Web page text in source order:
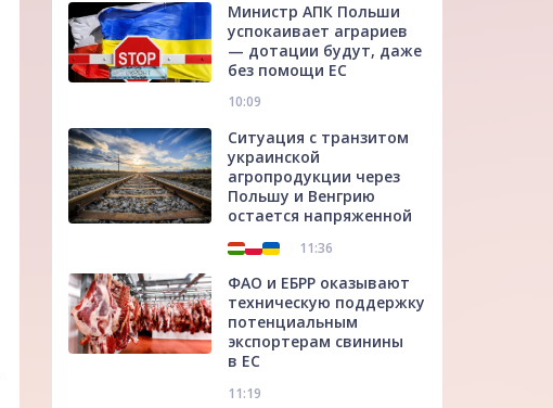
Министр АПК Польши
успокаивает аграриев
— дотации будут, даже
без помощи ЕС
10:09
Ситуация с транзитом
украинской
агропродукции через
Польшу и Венгрию
остается напряженной
11:36
ФАО и ЕБРР оказывают
техническую поддержку
потенциальным
экспортерам свинины
в ЕС
11:19